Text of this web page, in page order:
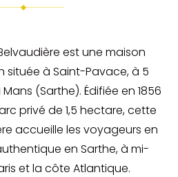
est une maison
située à Saint-Pavace, à 5
(Sarthe). Édifiée en 1856
privé de 1,5 hectare, cette
accueille les voyageurs en
en Sarthe, à mi-
et la côte Atlantique.